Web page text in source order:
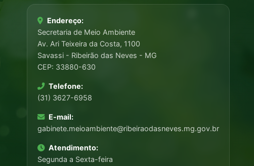
Endereço:
Secretaria de Meio Ambiente
Av. Ari Teixeira da Costa, 1100
Savassi - Ribeirão das Neves - MG
CEP: 33880-630
Telefone:
(31) 3627-6958
E-mail:
gabinete.meioambiente@ribeiraodasneves.mg.gov.br
Atendimento:
Segunda a Sexta-feira